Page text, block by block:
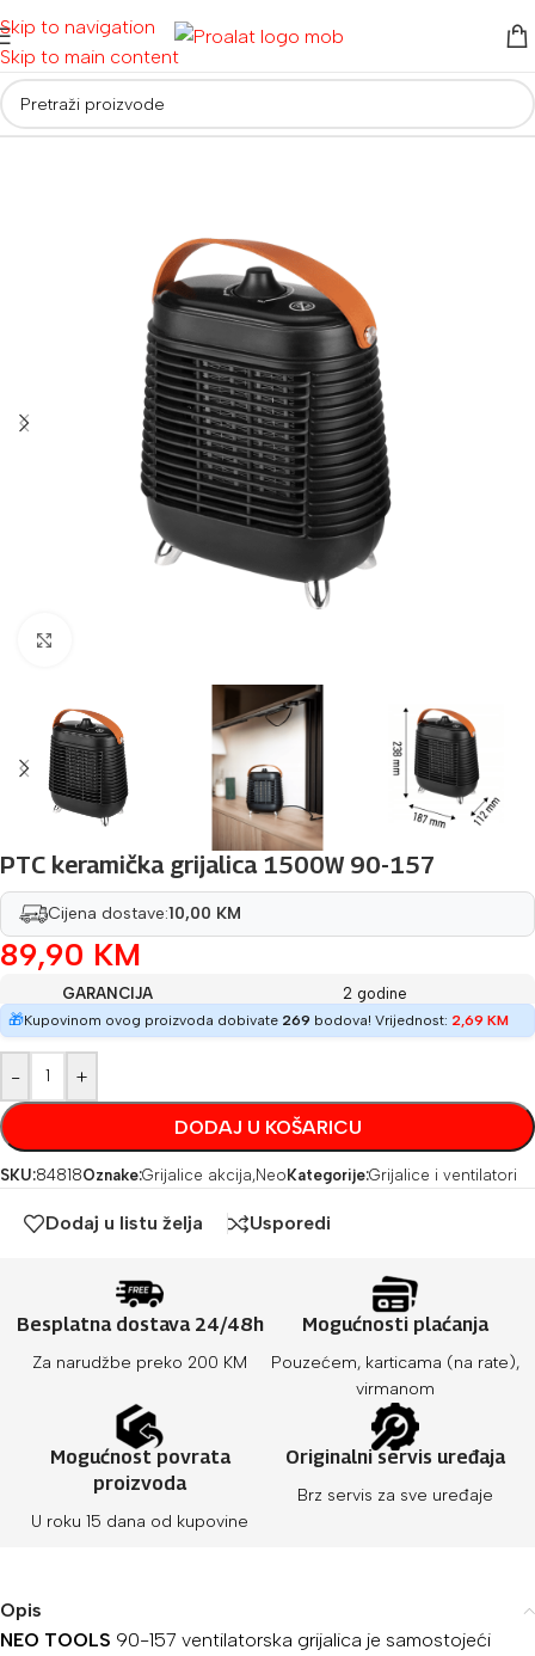
Skip to navigation
Skip to main content
Početna/ Ostalo/Grijalice i ventilatori
PTC keramička grijalica 1500W 90-157
Cijena dostave:10,00 KM
89,90 KM
GARANCIJA
2 godine
🎁Kupovinom ovog proizvoda dobivate 269 bodova! Vrijednost: 2,69 KM
- +
DODAJ U KOŠARICU
SKU:84818Oznake:Grijalice akcija,Neo Kategorije:Grijalice i ventilatori
Dodaj u listu želja Usporedi
Besplatna dostava 24/48h
Za narudžbe preko 200 KM
Mogućnosti plaćanja
Pouzećem, karticama (na rate),
virmanom
Mogućnost povrata
proizvoda
U roku 15 dana od kupovine
Originalni servis uređaja
Brz servis za sve uređaje
Opis
NEO TOOLS 90-157 ventilatorska grijalica je samostojeći